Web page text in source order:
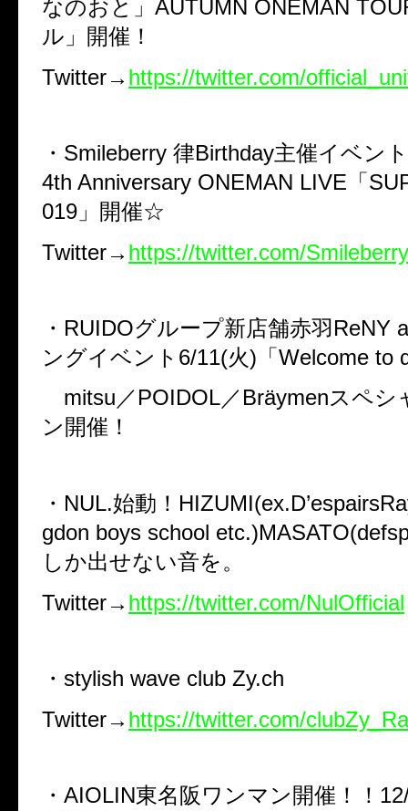
なのおと」AUTUMN ONEMAN
ル」開催！
Twitter→ https://twitter.com/
・Smileberry 律Birthday主催イベン
4th Anniversary ONEMAN LIVE「
019」開催☆
Twitter→ https://twitter.com/
・RUIDOグループ新店舗赤羽ReNY
ングイベント6/11(火)「Welcome to
mitsu／POIDOL／Bräymenスペシ
ン開催！
・NUL.始動！
gdon boys school
しか出せない音を。
Twitter→ https://twitter.com/NulOfficial
・stylish wave club Zy.ch
Twitter→ https://twitter.com/
・AIOLIN東名阪ワンマン開催！！